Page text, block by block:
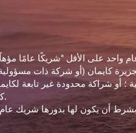
واحد على الأقل "شريكًا عامًا
لجزيرة كايمان (أو شركة ذات
؛ أو شراكة محدودة غير تابعة
كشراكة أجنبية محدودة.